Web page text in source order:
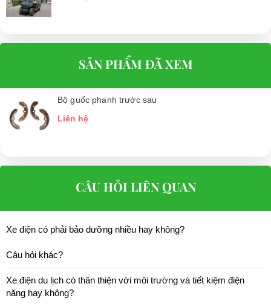
SẢN PHẨM ĐÃ XEM
Bộ guốc phanh trước sau
Liên hệ
CÂU HỎI LIÊN QUAN
Xe điện có phải bảo dưỡng nhiều hay không?
Câu hỏi khác?
Xe điện du lịch có thân thiện với môi trường và tiết kiệm điện
năng hay không?